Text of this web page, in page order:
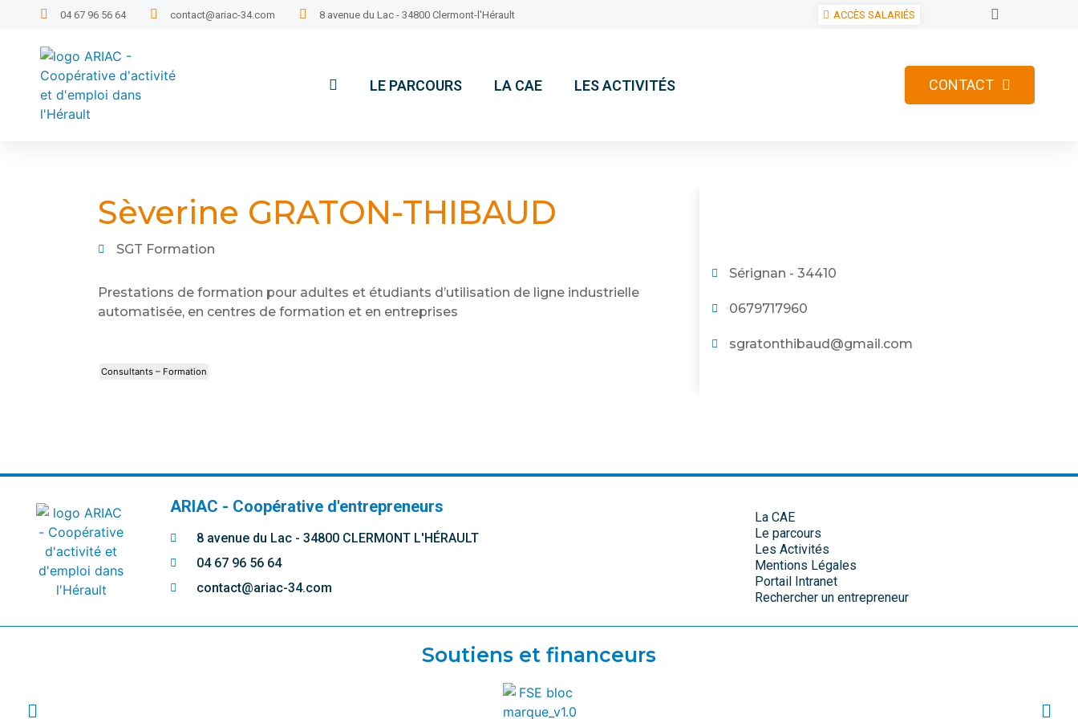
04 67 96 56 64 contact@ariac-34.com 8 avenue du Lac - 34800 Clermont-l'Hérault ACCÈS SALARIÉS
LE PARCOURS LA CAE LES ACTIVITÉS CONTACT
Sèverine GRATON-THIBAUD
SGT Formation
Prestations de formation pour adultes et étudiants d’utilisation de ligne industrielle
automatisée, en centres de formation et en entreprises
Consultants – Formation
Sérignan - 34410
0679717960
sgratonthibaud@gmail.com
ARIAC - Coopérative d'entrepreneurs
8 avenue du Lac - 34800 CLERMONT L'HÉRAULT
04 67 96 56 64
contact@ariac-34.com
La CAE
Le parcours
Les Activités
Mentions Légales
Portail Intranet
Rechercher un entrepreneur
Soutiens et financeurs